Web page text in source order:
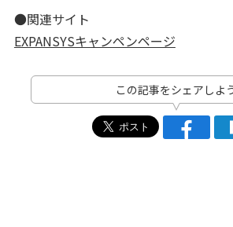
●関連サイト
EXPANSYSキャンペンページ
この記事をシェアしよ